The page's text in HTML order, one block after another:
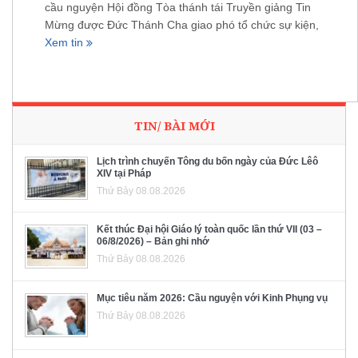
cầu nguyện Hội đồng Tòa thánh tái Truyền giảng Tin
Mừng được Đức Thánh Cha giao phó tổ chức sự kiện,
Xem tin
TIN/ BÀI MỚI
Lịch trình chuyến Tông du bốn ngày của Đức Lêô
XIV tại Pháp
Thứ Bảy 08.08.2026
Kết thúc Đại hội Giáo lý toàn quốc lần thứ VII (03 –
06/8/2026) – Bản ghi nhớ
Thứ Bảy 08.08.2026
Mục tiêu năm 2026: Cầu nguyện với Kinh Phụng vụ
Thứ Bảy 08.08.2026